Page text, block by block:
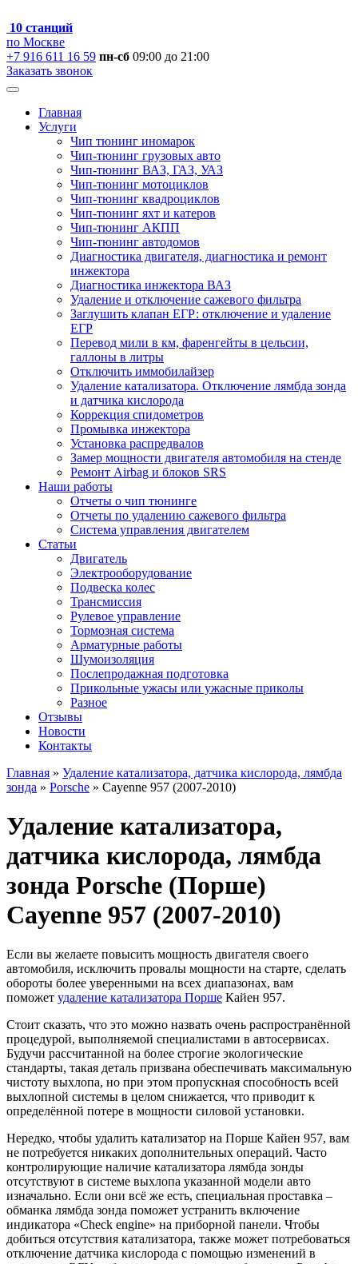
10 станций
по Москве
+7 916 611 16 59 пн-сб 09:00 до 21:00
Заказать звонок
Главная
Услуги
Чип тюнинг иномарок
Чип-тюнинг грузовых авто
Чип-тюнинг ВАЗ, ГАЗ, УАЗ
Чип-тюнинг мотоциклов
Чип-тюнинг квадроциклов
Чип-тюнинг яхт и катеров
Чип-тюнинг АКПП
Чип-тюнинг автодомов
Диагностика двигателя, диагностика и ремонт
инжектора
Диагностика инжектора ВАЗ
Удаление и отключение сажевого фильтра
Заглушить клапан ЕГР: отключение и удаление
ЕГР
Перевод мили в км, фаренгейты в цельсии,
галлоны в литры
Отключить иммобилайзер
Удаление катализатора. Отключение лямбда зонда
и датчика кислорода
Коррекция спидометров
Промывка инжектора
Установка распредвалов
Замер мощности двигателя автомобиля на стенде
Ремонт Airbag и блоков SRS
Наши работы
Отчеты о чип тюнинге
Отчеты по удалению сажевого фильтра
Система управления двигателем
Статьи
Двигатель
Электрооборудование
Подвеска колес
Трансмиссия
Рулевое управление
Тормозная система
Арматурные работы
Шумоизоляция
Послепродажная подготовка
Прикольные ужасы или ужасные приколы
Разное
Отзывы
Новости
Контакты
Главная » Удаление катализатора, датчика кислорода, лямбда
зонда » Porsche » Cayenne 957 (2007-2010)
Удаление катализатора,
датчика кислорода, лямбда
зонда Porsche (Порше)
Cayenne 957 (2007-2010)
Если вы желаете повысить мощность двигателя своего
автомобиля, исключить провалы мощности на старте, сделать
обороты более уверенными на всех диапазонах, вам
поможет удаление катализатора Порше Кайен 957.
Стоит сказать, что это можно назвать очень распространённой
процедурой, выполняемой специалистами в автосервисах.
Будучи рассчитанной на более строгие экологические
стандарты, такая деталь призвана обеспечивать максимальную
чистоту выхлопа, но при этом пропускная способность всей
выхлопной системы в целом снижается, что приводит к
определённой потере в мощности силовой установки.
Нередко, чтобы удалить катализатор на Порше Кайен 957, вам
не потребуется никаких дополнительных операций. Часто
контролирующие наличие катализатора лямбда зонды
отсутствуют в системе выхлопа указанной модели авто
изначально. Если они всё же есть, специальная проставка –
обманка лямбда зонда поможет устранить включение
индикатора «Check engine» на приборной панели. Чтобы
добиться отсутствия катализатора, также может потребоваться
отключение датчика кислорода с помощью изменений в